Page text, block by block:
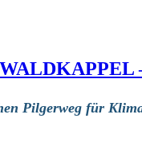
Pilgerweg für